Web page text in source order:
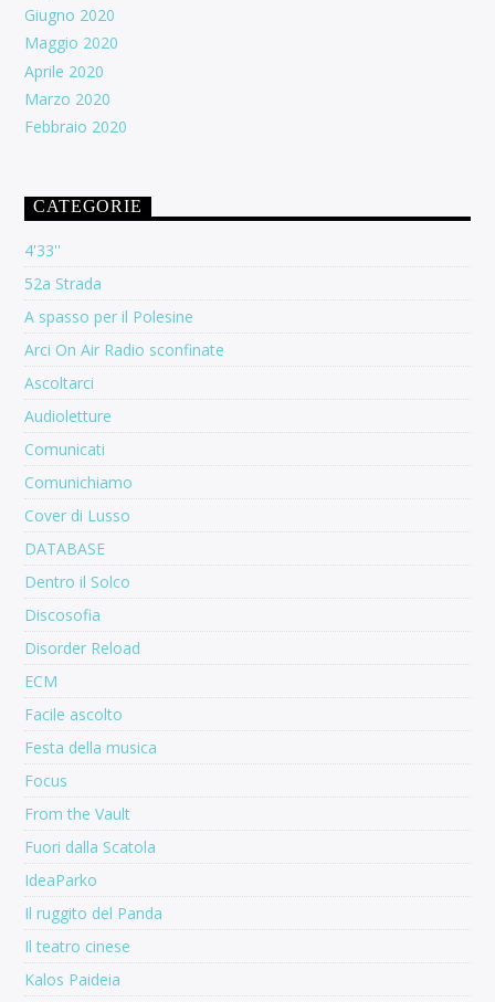
Giugno 2020
Maggio 2020
Aprile 2020
Marzo 2020
Febbraio 2020
CATEGORIE
4'33''
52a Strada
A spasso per il Polesine
Arci On Air Radio sconfinate
Ascoltarci
Audioletture
Comunicati
Comunichiamo
Cover di Lusso
DATABASE
Dentro il Solco
Discosofia
Disorder Reload
ECM
Facile ascolto
Festa della musica
Focus
From the Vault
Fuori dalla Scatola
IdeaParko
Il ruggito del Panda
Il teatro cinese
Kalos Paideia